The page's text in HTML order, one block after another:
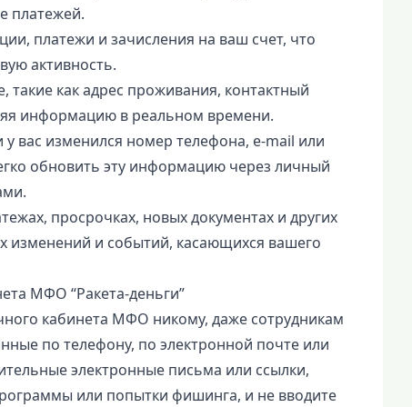
платежей.
платежи и зачисления на ваш счет, что
активность.
как адрес проживания, контактный
информацию в реальном времени.
вас изменился номер телефона, e-mail или
обновить эту информацию через личный
просрочках, новых документах и других
изменений и событий, касающихся вашего
МФО “Ракета-деньги”
кабинета МФО никому, даже сотрудникам
по телефону, по электронной почте или
электронные письма или ссылки,
или попытки фишинга, и не вводите